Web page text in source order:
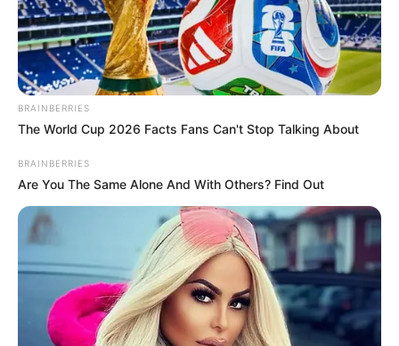
BRAINBERRIES
The World Cup 2026 Facts Fans Can't Stop Talking About
BRAINBERRIES
Are You The Same Alone And With Others? Find Out